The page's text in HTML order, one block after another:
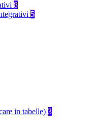
8
5
in tabelle) 3